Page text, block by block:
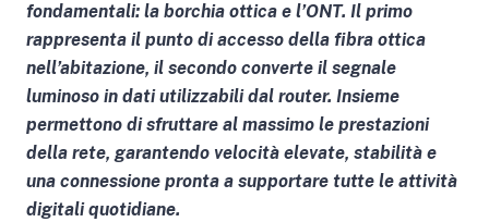
fondamentali: la borchia ottica e l’ONT. Il primo
rappresenta il punto di accesso della fibra ottica
nell’abitazione, il secondo converte il segnale
luminoso in dati utilizzabili dal router. Insieme
permettono di sfruttare al massimo le prestazioni
della rete, garantendo velocità elevate, stabilità e
una connessione pronta a supportare tutte le attività
digitali quotidiane.